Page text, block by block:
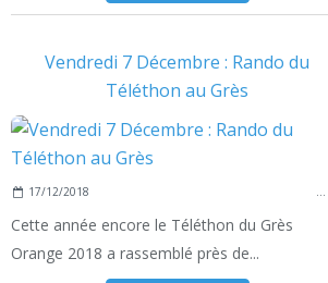
Vendredi 7 Décembre : Rando du
Téléthon au Grès
17/12/2018 …
Cette année encore le Téléthon du Grès
Orange 2018 a rassemblé près de...